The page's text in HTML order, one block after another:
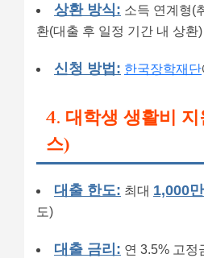
상환 방식: 소득 연계형(
환(대출 후 일정 기간 내 상환)
신청 방법: 한국장학재단
4. 대학생 생활비
스)
대출 한도: 최대 1,000
도)
대출 금리: 연 3.5% 고정